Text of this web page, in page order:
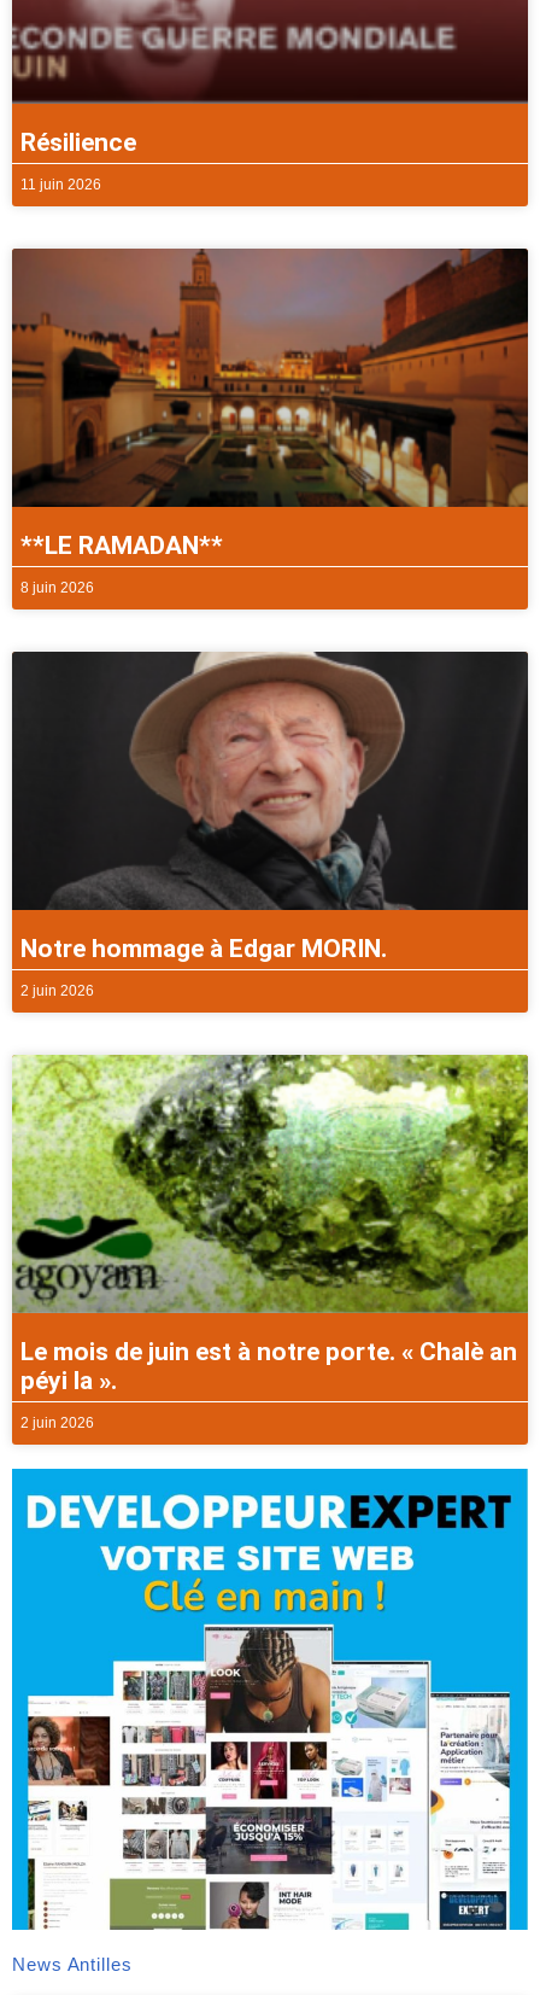
Résilience
11 juin 2026
**LE RAMADAN**
8 juin 2026
Notre hommage à Edgar MORIN.
2 juin 2026
Le mois de juin est à notre porte. « Chalè an
péyi la ».
2 juin 2026
News Antilles